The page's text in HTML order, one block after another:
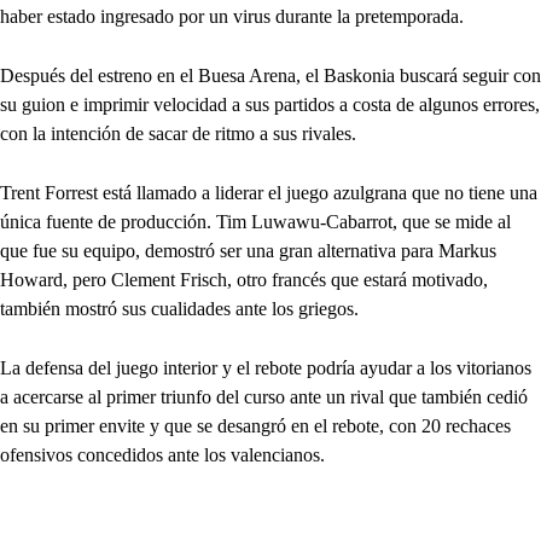
haber estado ingresado por un virus durante la pretemporada.
Después del estreno en el Buesa Arena, el Baskonia buscará seguir con
su guion e imprimir velocidad a sus partidos a costa de algunos errores,
con la intención de sacar de ritmo a sus rivales.
Trent Forrest está llamado a liderar el juego azulgrana que no tiene una
única fuente de producción. Tim Luwawu-Cabarrot, que se mide al
que fue su equipo, demostró ser una gran alternativa para Markus
Howard, pero Clement Frisch, otro francés que estará motivado,
también mostró sus cualidades ante los griegos.
La defensa del juego interior y el rebote podría ayudar a los vitorianos
a acercarse al primer triunfo del curso ante un rival que también cedió
en su primer envite y que se desangró en el rebote, con 20 rechaces
ofensivos concedidos ante los valencianos.